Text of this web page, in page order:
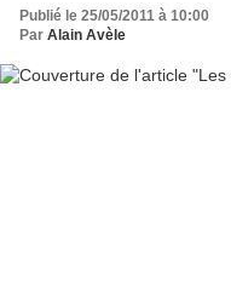
Publié le 25/05/2011 à 10:00
Par Alain Avèle